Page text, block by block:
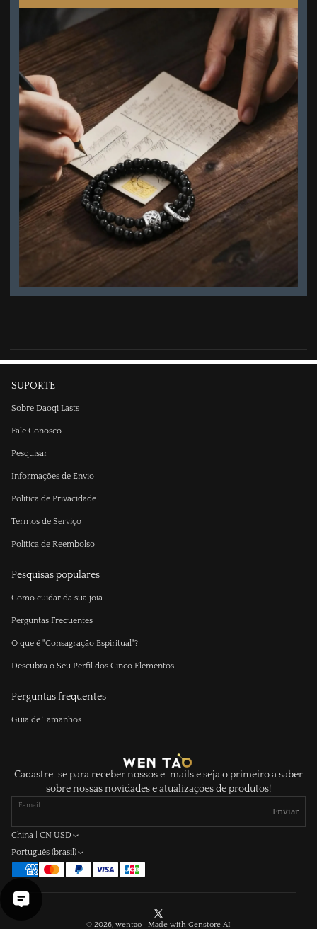
SUPORTE
Sobre Daoqi Lasts
Fale Conosco
Pesquisar
Informações de Envio
Política de Privacidade
Termos de Serviço
Política de Reembolso
Pesquisas populares
Como cuidar da sua joia
Perguntas Frequentes
O que é "Consagração Espiritual"?
Descubra o Seu Perfil dos Cinco Elementos
Perguntas frequentes
Guia de Tamanhos
Cadastre-se para receber nossos e-mails e seja o primeiro a saber
sobre nossas novidades e atualizações de produtos!
E-mail
Enviar
China | CN USD
Português (brasil)
X
© 2026, wentao Made with Genstore AI